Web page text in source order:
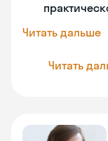
Читать дальше
Читать